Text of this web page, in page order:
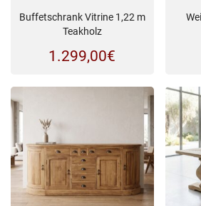
Buffetschrank Vitrine 1,22 m
Teakholz
1.299,00€